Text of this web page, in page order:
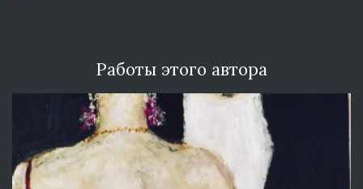
Работы этого автора